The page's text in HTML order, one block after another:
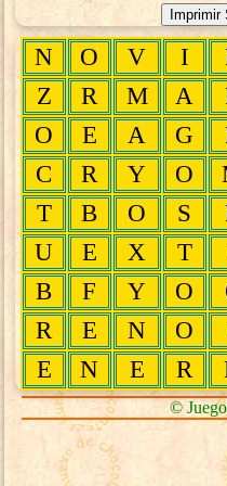
N O V I
Z
R M A
O
E A G
C
R Y O
T
B O S
U
E X T
B
F Y O
R
E N O
E
N E R
©